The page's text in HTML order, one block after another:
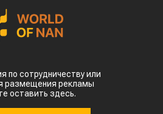
по сотрудничеству или
размещения рекламы
оставить здесь.